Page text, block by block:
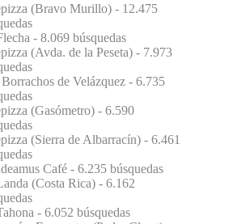
(Bravo Murillo) - 12.475
- 8.069 búsquedas
(Avda. de la Peseta) - 7.973
de Velázquez - 6.735
(Gasómetro) - 6.590
(Sierra de Albarracín) - 6.461
Café - 6.235 búsquedas
(Costa Rica) - 6.162
- 6.052 búsquedas